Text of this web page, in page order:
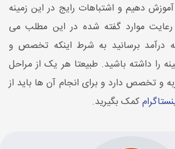
آموزش دهیم و اشتباهات رایج در این زمینه
رعایت موارد گفته شده در این مطلب می
درآمد برسانید به شرط اینکه تخصص و
را داشته باشید. طبیعتا هر یک از مراحل
و تخصص دارد و برای انجام آن ها باید از
کمک بگیرید.